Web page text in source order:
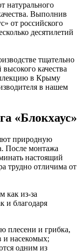
натурального
Выполнив
от российского
десятилетий
тщательно
качества
в Крыму
в нашем
«Блокхаус»
природную
После монтажа
настоящий
трудно отличима от
как из-за
и благодаря
плесени и грибка,
и насекомых;
одним из